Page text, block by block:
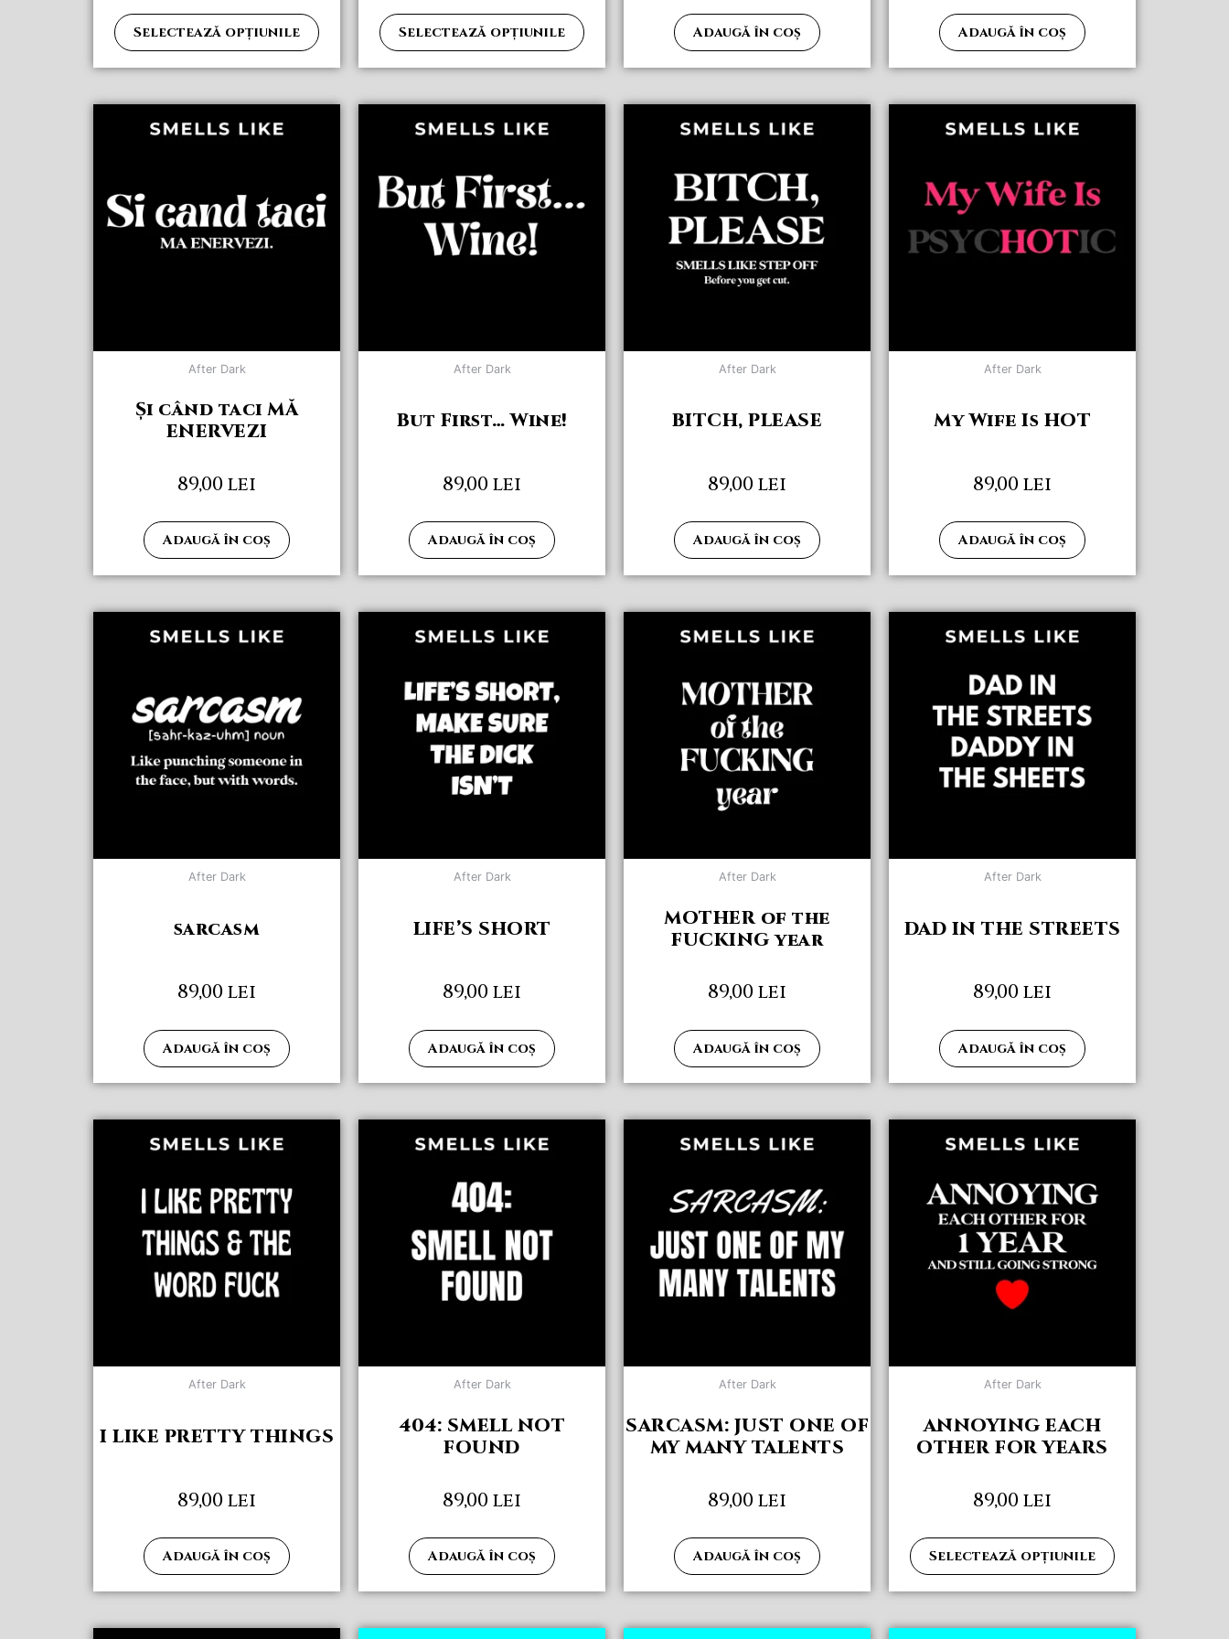
Selectează opțiunile Selectează opțiunile Adaugă în coș Adaugă în coș
After Dark
Și când taci MĂ
ENERVEZI
89,00 lei
Adaugă în coș
After Dark
But First… Wine!
89,00 lei
Adaugă în coș
After Dark
BITCH, PLEASE
89,00 lei
Adaugă în coș
After Dark
My Wife Is HOT
89,00 lei
Adaugă în coș
After Dark
sarcasm
89,00 lei
Adaugă în coș
After Dark
LIFE’S SHORT
89,00 lei
Adaugă în coș
After Dark
MOTHER of the
FUCKING year
89,00 lei
Adaugă în coș
After Dark
DAD IN THE STREETS
89,00 lei
Adaugă în coș
After Dark
I LIKE PRETTY THINGS
89,00 lei
Adaugă în coș
After Dark
404: SMELL NOT
FOUND
89,00 lei
Adaugă în coș
After Dark
SARCASM: JUST ONE OF
MY MANY TALENTS
89,00 lei
Adaugă în coș
After Dark
ANNOYING EACH
OTHER FOR YEARS
89,00 lei
Selectează opțiunile
pagina